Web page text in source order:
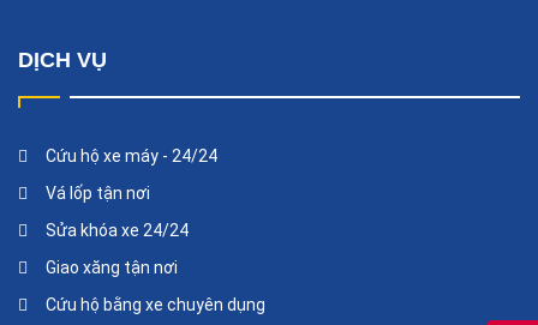
DỊCH VỤ
Cứu hộ xe máy - 24/24
Vá lốp tận nơi
Sửa khóa xe 24/24
Giao xăng tận nơi
Cứu hộ bằng xe chuyên dụng